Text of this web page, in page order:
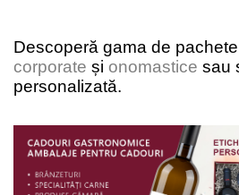
Descoperă gama de
corporate și onomastice sau
personalizată.